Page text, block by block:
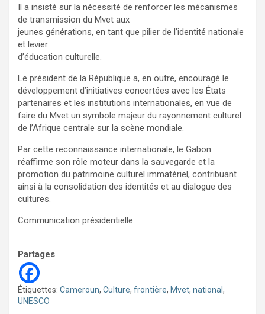
Il a insisté sur la nécessité de renforcer les mécanismes
de transmission du Mvet aux
jeunes générations, en tant que pilier de l’identité nationale
et levier
d’éducation culturelle.
Le président de la République a, en outre, encouragé le
développement d’initiatives concertées avec les États
partenaires et les institutions internationales, en vue de
faire du Mvet un symbole majeur du rayonnement culturel
de l’Afrique centrale sur la scène mondiale.
Par cette reconnaissance internationale, le Gabon
réaffirme son rôle moteur dans la sauvegarde et la
promotion du patrimoine culturel immatériel, contribuant
ainsi à la consolidation des identités et au dialogue des
cultures.
Communication présidentielle
Partages
Étiquettes: Cameroun, Culture, frontière, Mvet, national ,
UNESCO